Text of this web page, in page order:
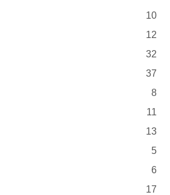
10
12
32
37
8
11
13
5
6
17